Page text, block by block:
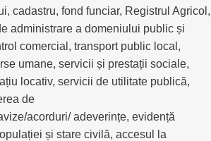
cadastru, fond funciar, Registrul Agricol,
administrare a domeniului public și
comercial, transport public local,
umane, servicii și prestații sociale,
locativ, servicii de utilitate publică,
de
acorduri/ adeverințe, evidență
și stare civilă, accesul la